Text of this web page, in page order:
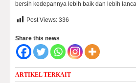
bersih kedepannya lebih baik dan lebih
Post Views: 336
Share this news
ARTIKEL TERKAIT